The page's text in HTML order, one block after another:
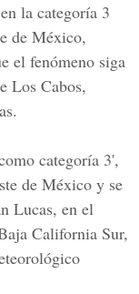
la categoría 3
de México,
el fenómeno siga
Los Cabos,
categoría 3',
de México y se
Lucas, en el
California Sur,